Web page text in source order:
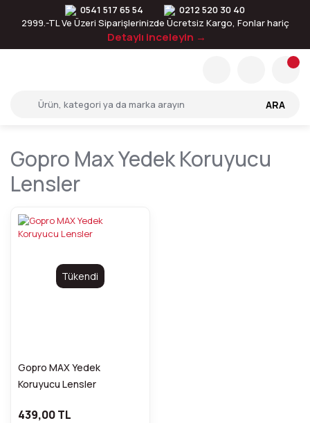
0541 517 65 54
0212 520 30 40
2999.-TL Ve Üzeri Siparişlerinizde Ücretsiz Kargo, Fonlar hariç
Detaylı inceleyin →
ARA
Gopro Max Yedek Koruyucu
Lensler
Tükendi
Gopro MAX Yedek
Koruyucu Lensler
439,00 TL